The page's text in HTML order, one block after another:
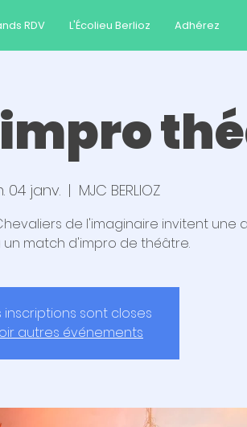
RDV L'Écolieu Berlioz Adhérez
04 janv.
  |
MJC BERLIOZ
de l'imaginaire invitent une
un match d'impro de théâtre.
inscriptions sont closes
autres événements